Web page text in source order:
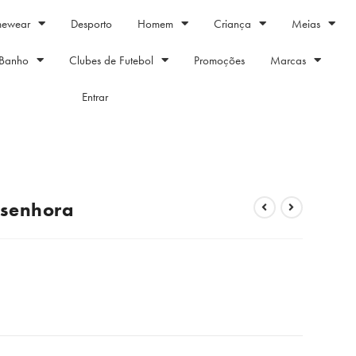
Desporto Homem Criança Meias
Clubes de Futebol Promoções Marcas
Entrar